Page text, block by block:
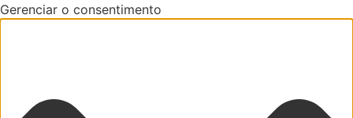
Gerenciar o consentimento